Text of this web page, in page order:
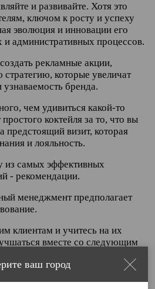
ваш город
и развивайте. Хотя это
ключом к росту и успеху
эволюция и инновации его
и административных процессов.
рекламные акции,
которые увеличат
бренда.
чем удивиться какой-то
коктейля за то, что вы
предстоящий визит, которая
и лояльность.
из самых эффективных
- рекомендации.
менеджмент предполагает
клиентам и учитесь на их
вместе со следующим
любую вашу попытку